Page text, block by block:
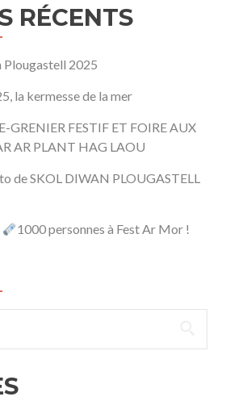
RÉCENTS
Plougastell 2025
la kermesse de la mer
GRENIER FESTIF ET FOIRE AUX
AR PLANT HAG LAOU
de SKOL DIWAN PLOUGASTELL
1000 personnes à Fest Ar Mor !